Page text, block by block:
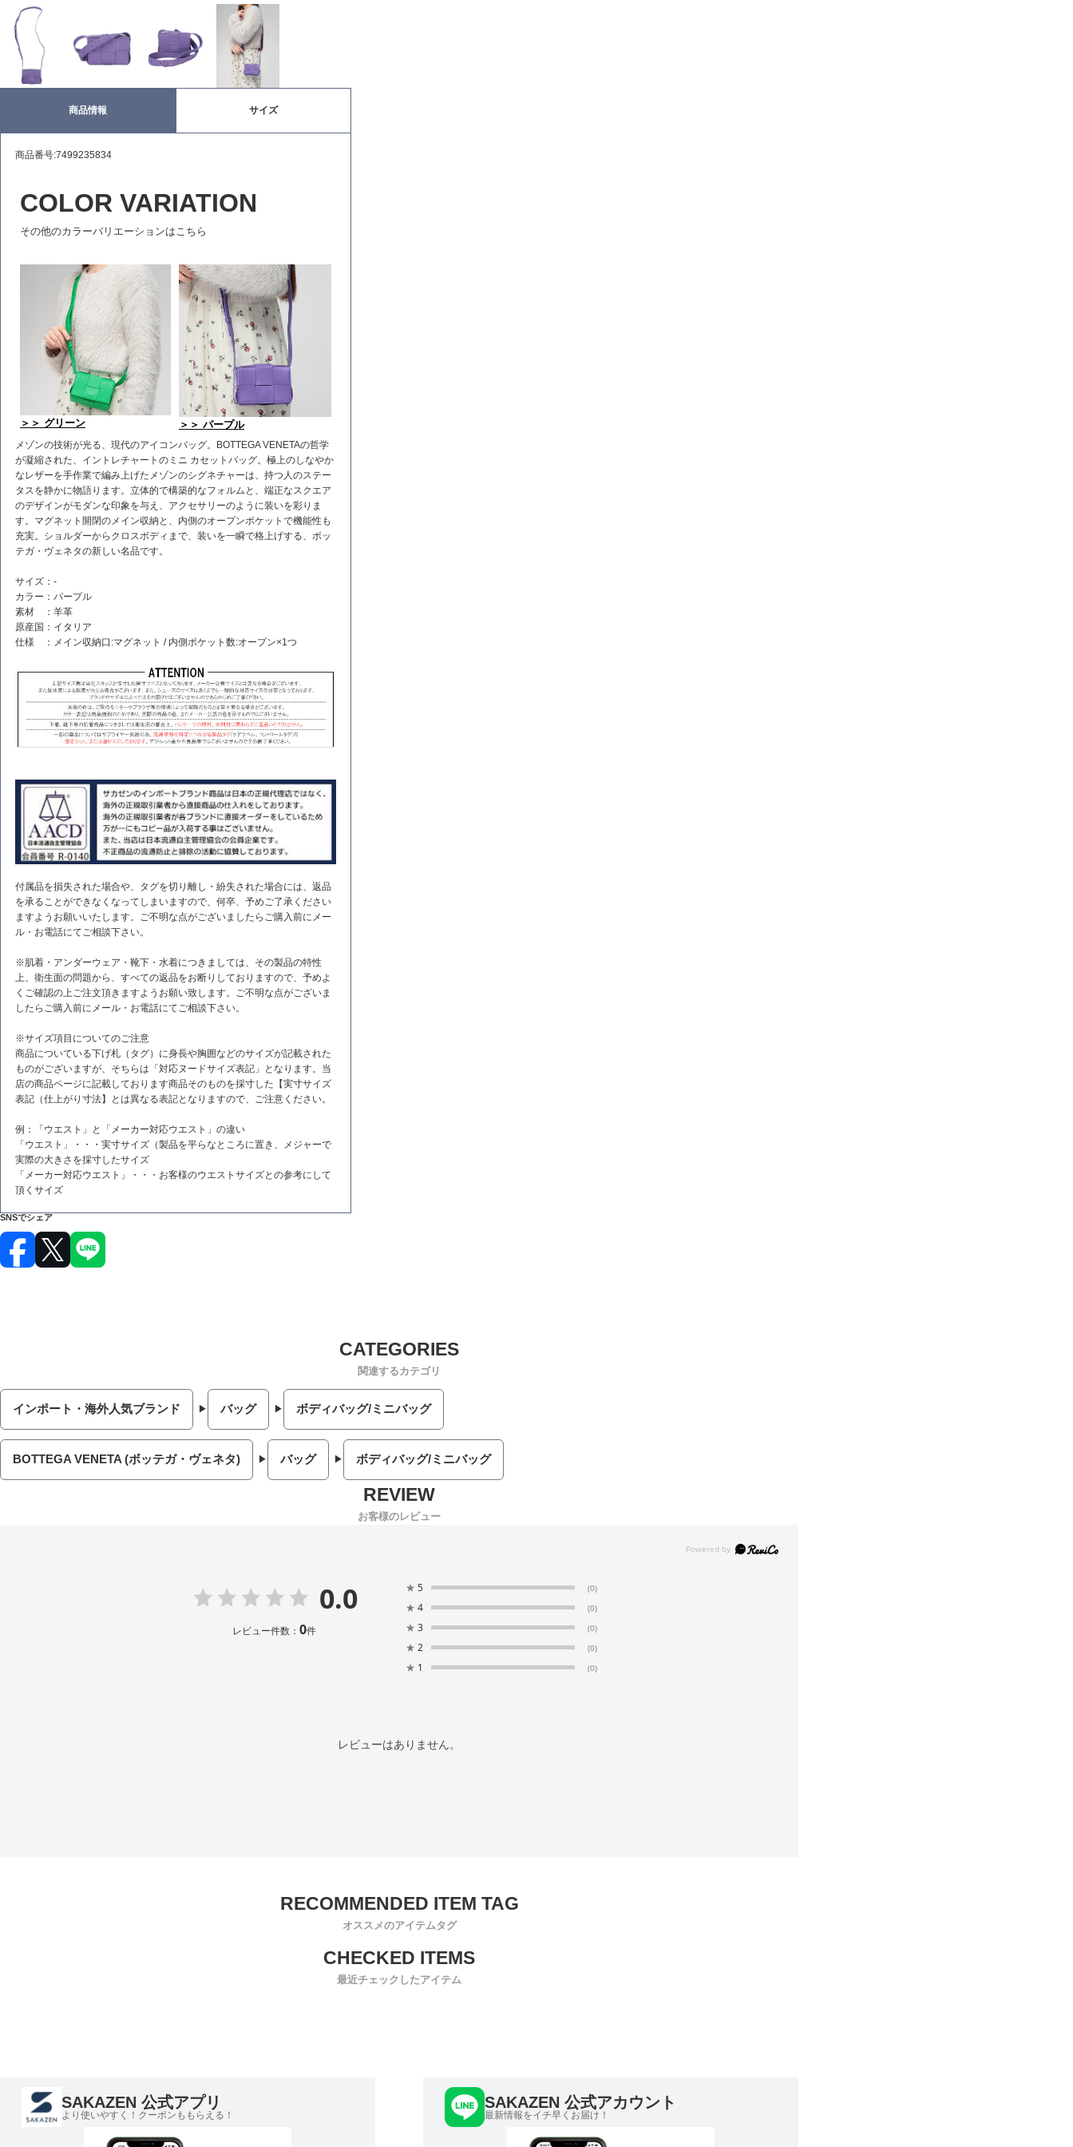
商品情報 サイズ
商品番号:7499235834
COLOR VARIATION
その他のカラーバリエーションはこちら
＞＞ グリーン ＞＞ パープル
メゾンの技術が光る、現代のアイコンバッグ。BOTTEGA VENETAの哲学
が凝縮された、イントレチャートのミニ カセットバッグ。極上のしなやか
なレザーを手作業で編み上げたメゾンのシグネチャーは、持つ人のステー
タスを静かに物語ります。立体的で構築的なフォルムと、端正なスクエア
のデザインがモダンな印象を与え、アクセサリーのように装いを彩りま
す。マグネット開閉のメイン収納と、内側のオープンポケットで機能性も
充実。ショルダーからクロスボディまで、装いを一瞬で格上げする、ボッ
テガ・ヴェネタの新しい名品です。
サイズ：-
カラー：パープル
素材 ：羊革
原産国：イタリア
仕様 ：メイン収納口:マグネット / 内側ポケット数:オープン×1つ
付属品を損失された場合や、タグを切り離し・紛失された場合には、返品
を承ることができなくなってしまいますので、何卒、予めご了承ください
ますようお願いいたします。ご不明な点がございましたらご購入前にメー
ル・お電話にてご相談下さい。
※肌着・アンダーウェア・靴下・水着につきましては、その製品の特性
上、衛生面の問題から、すべての返品をお断りしておりますので、予めよ
くご確認の上ご注文頂きますようお願い致します。ご不明な点がございま
したらご購入前にメール・お電話にてご相談下さい。
※サイズ項目についてのご注意
商品についている下げ札（タグ）に身長や胸囲などのサイズが記載された
ものがございますが、そちらは「対応ヌードサイズ表記」となります。当
店の商品ページに記載しております商品そのものを採寸した【実寸サイズ
表記（仕上がり寸法】とは異なる表記となりますので、ご注意ください。
例：「ウエスト」と「メーカー対応ウエスト」の違い
「ウエスト」・・・実寸サイズ（製品を平らなところに置き、メジャーで
実際の大きさを採寸したサイズ
「メーカー対応ウエスト」・・・お客様のウエストサイズとの参考にして
頂くサイズ
SNSでシェア
関連するカテゴリ
インポート・海外人気ブランド バッグ ボディバッグ/ミニバッグ
BOTTEGA VENETA (ボッテガ・ヴェネタ) バッグ ボディバッグ/ミニバッグ
お客様のレビュー
0.0
レビュー件数： 0件
★ 5 (0)
★ 4 (0)
★ 3 (0)
★ 2 (0)
★ 1 (0)
レビューはありません。
オススメのアイテムタグ
最近チェックしたアイテム
SAKAZEN 公式アプリ
より使いやすく！クーポンももらえる！
SAKAZEN 公式アカウント
最新情報をイチ早くお届け！